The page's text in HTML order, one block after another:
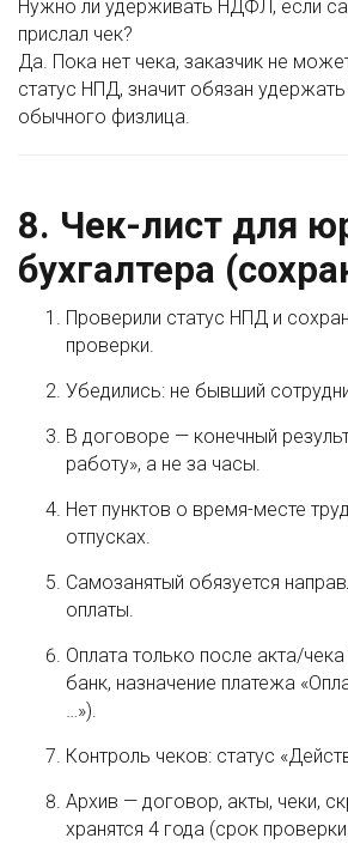
Нужно ли удерживать НДФЛ, если
прислал чек?
Да. Пока нет чека, заказчик не
статус НПД, значит обязан
обычного физлица.
8. Чек-лист для
бухгалтера
Проверили статус НПД и
проверки.
Убедились: не бывший
В договоре — конечный
работу», а не за часы.
Нет пунктов о время-месте
отпусках.
Самозанятый обязуется
оплаты.
Оплата только после акта/
банк, назначение платежа
…»).
Контроль чеков: статус
Архив — договор, акты, чеки,
хранятся 4 года (срок